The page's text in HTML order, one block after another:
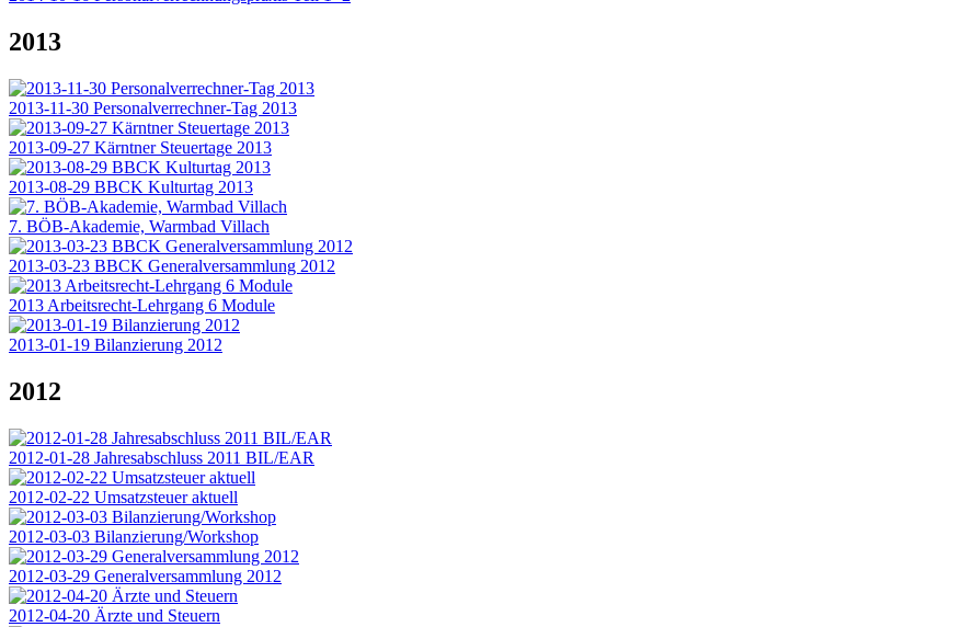
2013
2013-11-30 Personalverrechner-Tag 2013
2013-09-27 Kärntner Steuertage 2013
2013-08-29 BBCK Kulturtag 2013
7. BÖB-Akademie, Warmbad Villach
2013-03-23 BBCK Generalversammlung 2012
2013 Arbeitsrecht-Lehrgang 6 Module
2013-01-19 Bilanzierung 2012
2012
2012-01-28 Jahresabschluss 2011 BIL/EAR
2012-02-22 Umsatzsteuer aktuell
2012-03-03 Bilanzierung/Workshop
2012-03-29 Generalversammlung 2012
2012-04-20 Ärzte und Steuern